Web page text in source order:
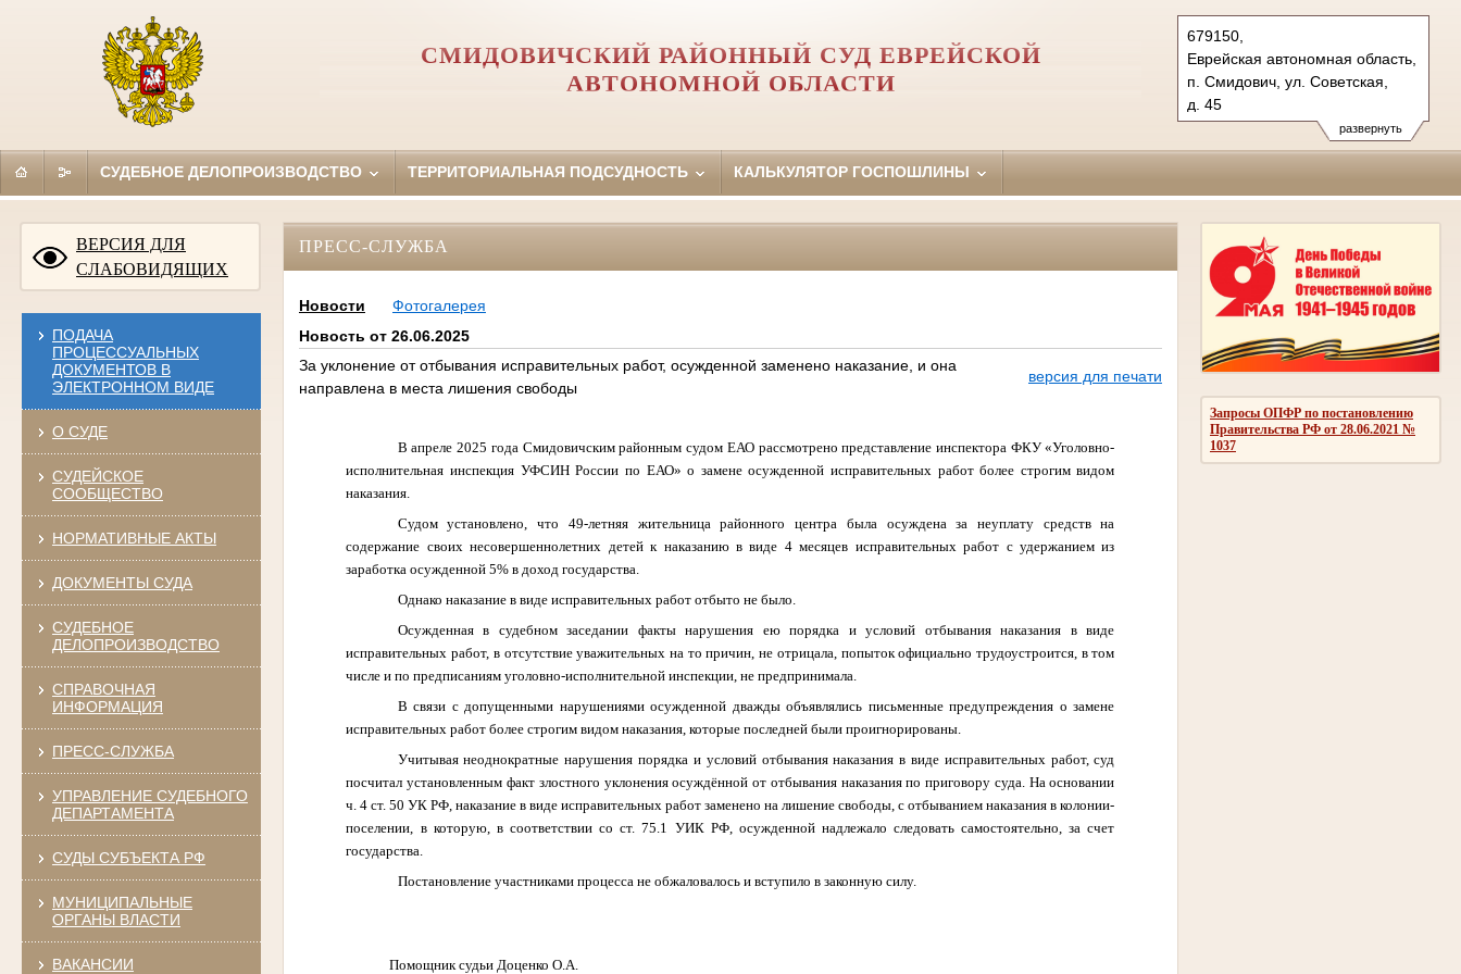
развернуть
679150,
Еврейская автономная область,
п. Смидович, ул. Советская,
д. 45
Тел.: (42632) 2-29-97, 2-21-
60 (ф.), 2-20-10 (тел. доверия)
СМИДОВИЧСКИЙ РАЙОННЫЙ СУД ЕВРЕЙСКОЙ
АВТОНОМНОЙ ОБЛАСТИ
СУДЕБНОЕ ДЕЛОПРОИЗВОДСТВО ТЕРРИТОРИАЛЬНАЯ ПОДСУДНОСТЬ КАЛЬКУЛЯТОР ГОСПОШЛИНЫ
ВЕРСИЯ ДЛЯ
СЛАБОВИДЯЩИХ
ПОДАЧА
ПРОЦЕССУАЛЬНЫХ
ДОКУМЕНТОВ В
ЭЛЕКТРОННОМ ВИДЕ
О СУДЕ
СУДЕЙСКОЕ
СООБЩЕСТВО
НОРМАТИВНЫЕ АКТЫ
ДОКУМЕНТЫ СУДА
СУДЕБНОЕ
ДЕЛОПРОИЗВОДСТВО
СПРАВОЧНАЯ
ИНФОРМАЦИЯ
ПРЕСС-СЛУЖБА
УПРАВЛЕНИЕ СУДЕБНОГО
ДЕПАРТАМЕНТА
СУДЫ СУБЪЕКТА РФ
МУНИЦИПАЛЬНЫЕ
ОРГАНЫ ВЛАСТИ
ВАКАНСИИ
Запросы ОПФР по постановлению
Правительства РФ от 28.06.2021 №
1037
ПРЕСС-СЛУЖБА
Новости
Фотогалерея
Новость от 26.06.2025
За уклонение от отбывания исправительных работ, осужденной заменено наказание, и она
направлена в места лишения свободы
версия для печати
В апреле 2025 года Смидовичским районным судом ЕАО рассмотрено представление инспектора ФКУ «Уголовно-
исполнительная инспекция УФСИН России по ЕАО» о замене осужденной исправительных работ более строгим видом
наказания.
Судом установлено, что 49-летняя жительница районного центра была осуждена за неуплату средств на
содержание своих несовершеннолетних детей к наказанию в виде 4 месяцев исправительных работ с удержанием из
заработка осужденной 5% в доход государства.
Однако наказание в виде исправительных работ отбыто не было.
Осужденная в судебном заседании факты нарушения ею порядка и условий отбывания наказания в виде
исправительных работ, в отсутствие уважительных на то причин, не отрицала, попыток официально трудоустроится, в том
числе и по предписаниям уголовно-исполнительной инспекции, не предпринимала.
В связи с допущенными нарушениями осужденной дважды объявлялись письменные предупреждения о замене
исправительных работ более строгим видом наказания, которые последней были проигнорированы.
Учитывая неоднократные нарушения порядка и условий отбывания наказания в виде исправительных работ, суд
посчитал установленным факт злостного уклонения осуждённой от отбывания наказания по приговору суда. На основании
ч. 4 ст. 50 УК РФ, наказание в виде исправительных работ заменено на лишение свободы, с отбыванием наказания в колонии-
поселении, в которую, в соответствии со ст. 75.1 УИК РФ, осужденной надлежало следовать самостоятельно, за счет
государства.
Постановление участниками процесса не обжаловалось и вступило в законную силу.
Помощник судьи Доценко О.А.